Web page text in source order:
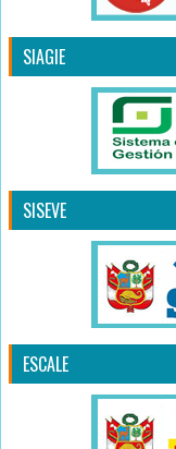
SIAGIE
SISEVE
ESCALE